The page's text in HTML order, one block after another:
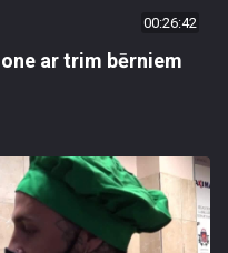
00:26:42
ar trim bērniem